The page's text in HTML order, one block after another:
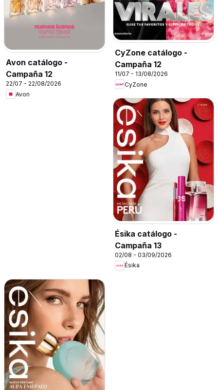
Avon catálogo -
Campaña 12
22/07 - 22/08/2026
Avon
CyZone catálogo -
Campaña 12
11/07 - 13/08/2026
CyZone
Ésika catálogo -
Campaña 13
02/08 - 03/09/2026
Ésika